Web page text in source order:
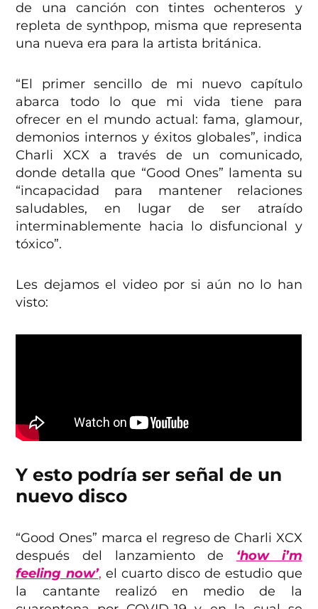
de una canción con tintes ochenteros y
repleta de synthpop, misma que representa
una nueva era para la artista británica.
“El primer sencillo de mi nuevo capítulo
abarca todo lo que mi vida tiene para
ofrecer en el mundo actual: fama, glamour,
demonios internos y éxitos globales”, indica
Charli XCX a través de un comunicado,
donde detalla que “Good Ones” lamenta su
“incapacidad para mantener relaciones
saludables, en lugar de ser atraído
interminablemente hacia lo disfuncional y
tóxico”.
Les dejamos el video por si aún no lo han
visto:
Y esto podría ser señal de un
nuevo disco
“Good Ones” marca el regreso de Charli XCX
después del lanzamiento de ‘how i’m
feeling now’, el cuarto disco de estudio que
la cantante realizó en medio de la